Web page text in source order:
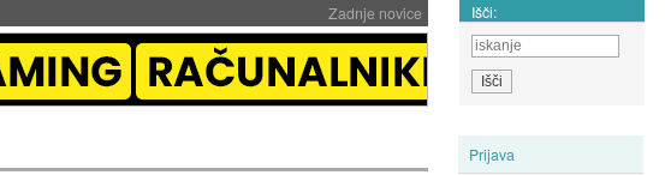
Zadnje novice Išči:
Prijava